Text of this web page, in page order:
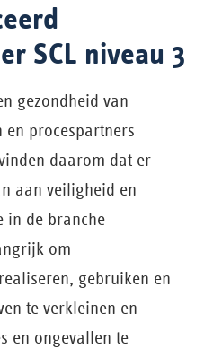
SCL niveau 3
gezondheid van
en procespartners
daarom dat er
aan veiligheid en
in de branche
om
gebruiken en
te verkleinen en
en ongevallen te